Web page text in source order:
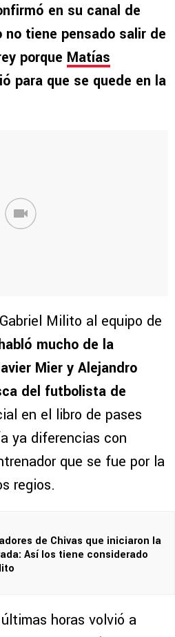
en su canal de
no tiene pensado salir de
porque Matías
para que se quede en la
Milito al equipo de
mucho de la
Mier y Alejandro
del futbolista de
en el libro de pases
ya diferencias con
que se fue por la
regios.
de Chivas que iniciaron la
Así los tiene considerado
horas volvió a